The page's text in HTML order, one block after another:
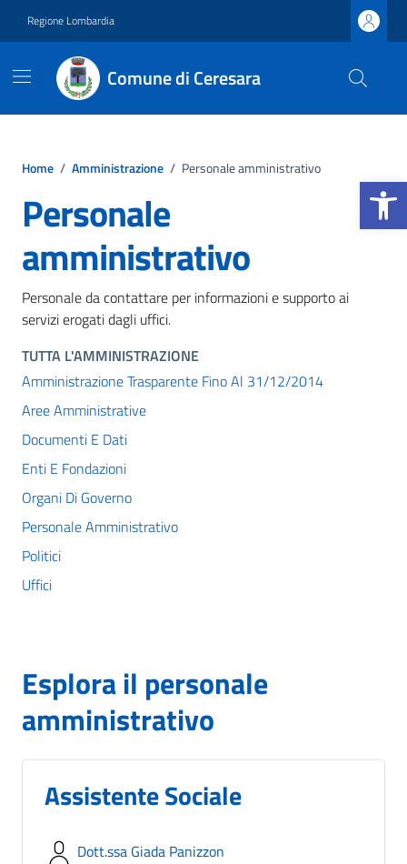
Apri la
Regione Lombardia
Comune di Ceresara
Home / Amministrazione / Personale amministrativo
Personale
amministrativo
Personale da contattare per informazioni e supporto ai
servizi erogati dagli uffici.
TUTTA L'AMMINISTRAZIONE
Amministrazione Trasparente Fino Al 31/12/2014
Aree Amministrative
Documenti E Dati
Enti E Fondazioni
Organi Di Governo
Personale Amministrativo
Politici
Uffici
Esplora il personale
amministrativo
Assistente Sociale
Dott.ssa Giada Panizzon